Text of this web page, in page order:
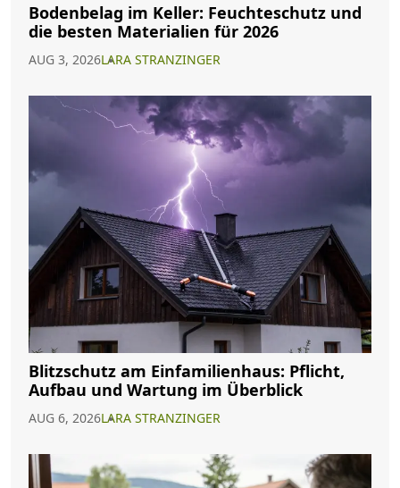
Bodenbelag im Keller: Feuchteschutz und
die besten Materialien für 2026
AUG 3, 2026LARA STRANZINGER
Blitzschutz am Einfamilienhaus: Pflicht,
Aufbau und Wartung im Überblick
AUG 6, 2026LARA STRANZINGER